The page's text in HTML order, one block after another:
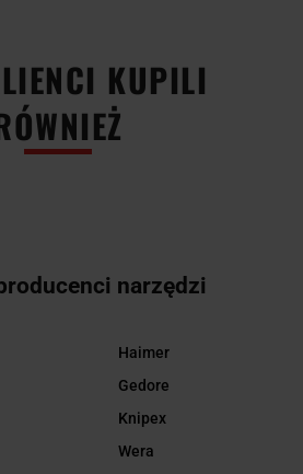
KUPILI
narzędzi
Haimer
Gedore
Knipex
Wera